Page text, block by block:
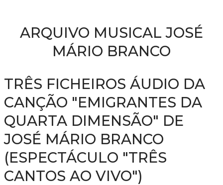
ARQUIVO MUSICAL JOSÉ
MÁRIO BRANCO
TRÊS FICHEIROS ÁUDIO DA
CANÇÃO "EMIGRANTES DA
QUARTA DIMENSÃO" DE
JOSÉ MÁRIO BRANCO
(ESPECTÁCULO "TRÊS
CANTOS AO VIVO")